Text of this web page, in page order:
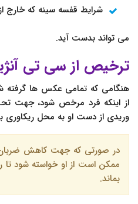
شرایط قفسه سینه که خارج
می تواند بدست آید.
ترخیص از سی تی
از اینکه فرد مرخص شود، جهت
وریدی از دست او به محل ریکاوری
در صورتی که جهت کاهش ضربان
ممکن است از او خواسته شود تا
بماند.